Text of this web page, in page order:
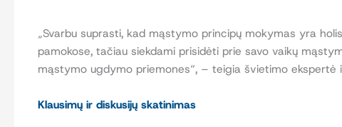
„Svarbu suprasti, kad mąstymo principų mokymas yra
pamokose, tačiau siekdami prisidėti prie savo vaikų
mąstymo ugdymo priemones“, – teigia švietimo
Klausimų ir diskusijų skatinimas